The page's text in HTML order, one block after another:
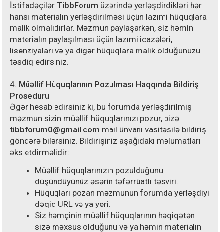
İstifadəçilər TibbForum üzərində yerləşdirdikləri hər
hansı materialın yerləşdirilməsi üçün lazımi hüquqlara
malik olmalıdırlar. Məzmun paylaşarkən, siz həmin
materialın paylaşılması üçün lazımi icazələri,
lisenziyaları və ya digər hüquqlara malik olduğunuzu
təsdiq edirsiniz.
4. Müəllif Hüquqlarının Pozulması Haqqında Bildiriş
Proseduru
Əgər hesab edirsiniz ki, bu forumda yerləşdirilmiş
məzmun sizin müəllif hüquqlarınızı pozur, bizə
tibbforum0@gmail.com mail ünvanı vasitəsilə bildiriş
göndərə bilərsiniz. Bildirişiniz aşağıdakı məlumatları
əks etdirməlidir:
Müəllif hüquqlarınızın pozulduğunu
düşündüyünüz əsərin təfərrüatlı təsviri.
Hüquqları pozan məzmunun forumda yerləşdiyi
dəqiq URL və ya yeri.
Siz həmçinin müəllif hüquqlarının həqiqətən
sizə məxsus olduğunu və ya həmin materialın